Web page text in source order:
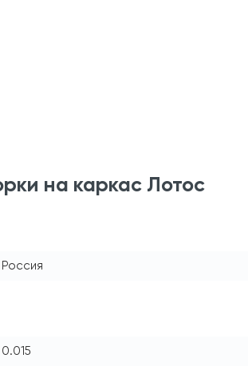
на каркас Лотос
Россия
0.015